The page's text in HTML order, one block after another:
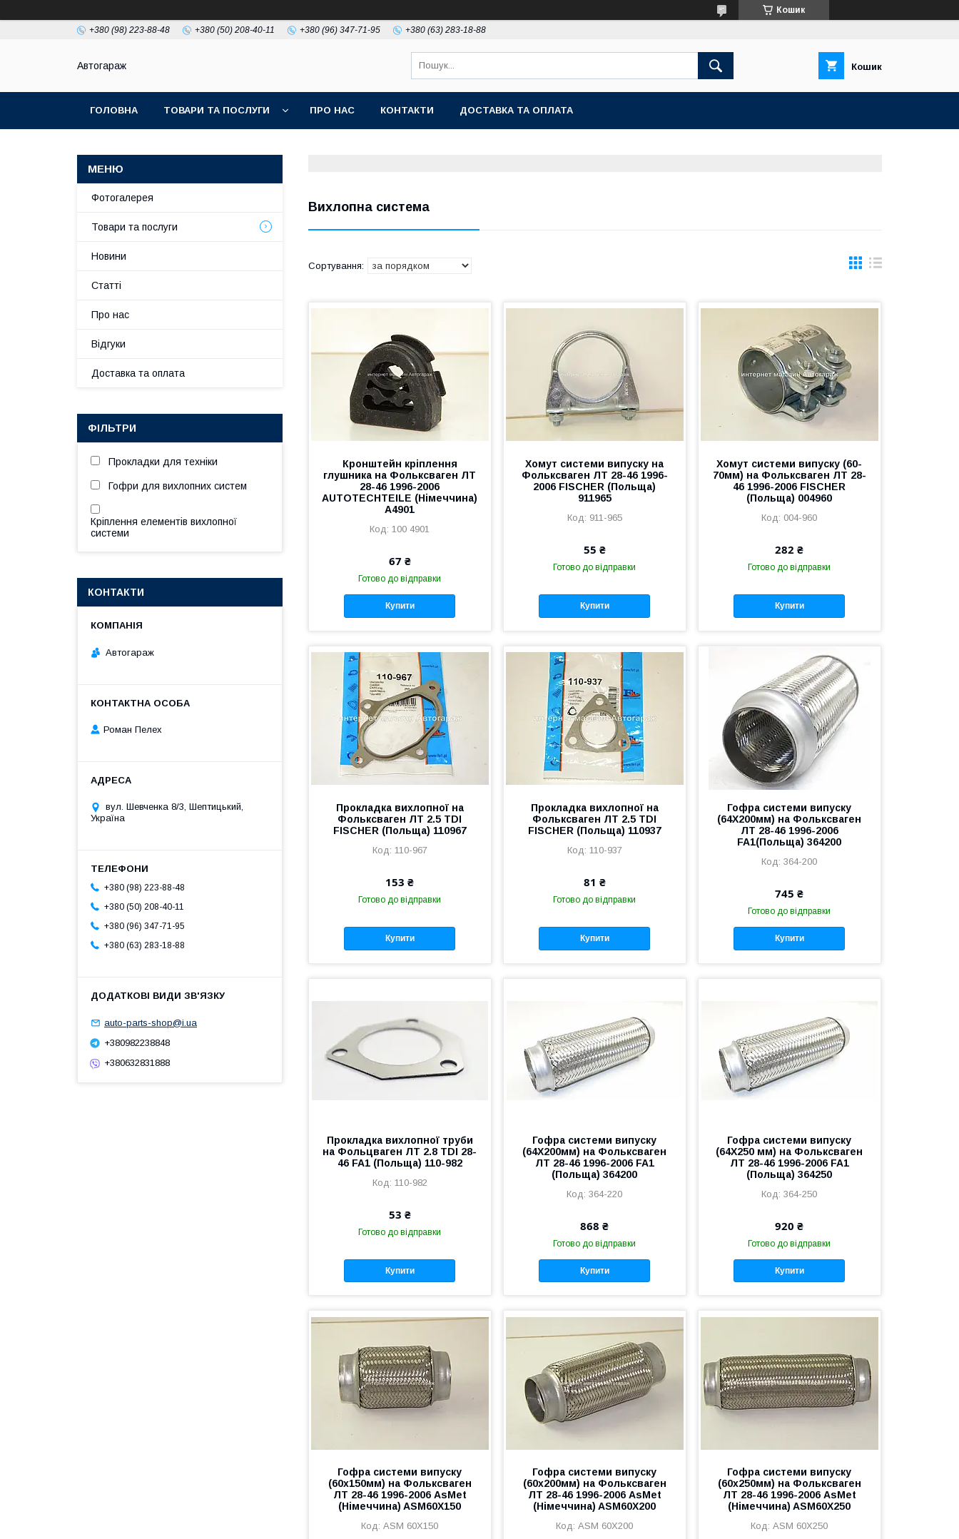
Кошик
+380 (98) 223-88-48 +380 (50) 208-40-11 +380 (96) 347-71-95 +380 (63) 283-18-88
Автогараж Кошик
ГОЛОВНА ТОВАРИ ТА ПОСЛУГИ ПРО НАС КОНТАКТИ ДОСТАВКА ТА ОПЛАТА
Вихлопна система
Кронштейн кріплення
глушника на Фольксваген ЛТ
28-46 1996-2006
AUTOTECHTEILE (Німеччина)
A4901
100 4901
67 ₴
Готово до відправки
Купити
Хомут системи випуску на
Фольксваген ЛТ 28-46 1996-
2006 FISCHER (Польща)
911965
911-965
55 ₴
Готово до відправки
Купити
Хомут системи випуску (60-
70мм) на Фольксваген ЛТ 28-
46 1996-2006 FISCHER
(Польща) 004960
004-960
282 ₴
Готово до відправки
Купити
Прокладка вихлопної на
Фольксваген ЛТ 2.5 TDI
FISCHER (Польща) 110967
110-967
153 ₴
Готово до відправки
Купити
Прокладка вихлопної на
Фольксваген ЛТ 2.5 TDI
FISCHER (Польща) 110937
110-937
81 ₴
Готово до відправки
Купити
Гофра системи випуску
(64Х200мм) на Фольксваген
ЛТ 28-46 1996-2006
FA1(Польща) 364200
364-200
745 ₴
Готово до відправки
Купити
Прокладка вихлопної труби
на Фольцваген ЛТ 2.8 TDI 28-
46 FA1 (Польща) 110-982
110-982
53 ₴
Готово до відправки
Купити
Гофра системи випуску
(64X200мм) на Фольксваген
ЛТ 28-46 1996-2006 FA1
(Польща) 364200
364-220
868 ₴
Готово до відправки
Купити
Гофра системи випуску
(64X250 мм) на Фольксваген
ЛТ 28-46 1996-2006 FA1
(Польща) 364250
364-250
920 ₴
Готово до відправки
Купити
Гофра системи випуску
(60х150мм) на Фольксваген
ЛТ 28-46 1996-2006 AsMet
(Німеччина) ASM60X150
ASM 60X150
Гофра системи випуску
(60х200мм) на Фольксваген
ЛТ 28-46 1996-2006 AsMet
(Німеччина) ASM60X200
ASM 60X200
Гофра системи випуску
(60х250мм) на Фольксваген
ЛТ 28-46 1996-2006 AsMet
(Німеччина) ASM60X250
ASM 60X250
Фотогалерея
Товари та послуги
Новини
Статті
Про нас
Відгуки
Доставка та оплата
ФІЛЬТРИ
Прокладки для техніки
Гофри для вихлопних систем
Кріплення елементів вихлопної
системи
КОНТАКТИ
Автогараж
Роман Пелех
вул. Шевченка 8/3, Шептицький,
Україна
+380 (98) 223-88-48
+380 (50) 208-40-11
+380 (96) 347-71-95
+380 (63) 283-18-88
auto-parts-shop@i.ua
+380982238848
+380632831888